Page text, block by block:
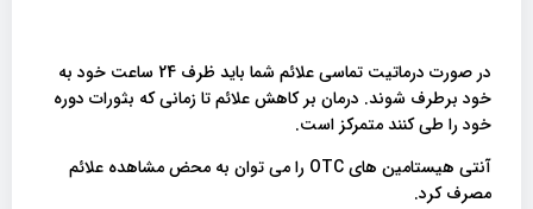
در صورت درماتیت تماسی علائم شما باید ظرف 24 ساعت خود به
خود برطرف شوند. درمان بر کاهش علائم تا زمانی که بثورات دوره
خود را طی کنند متمرکز است.
آنتی هیستامین های OTC را می توان به محض مشاهده علائم
مصرف کرد.